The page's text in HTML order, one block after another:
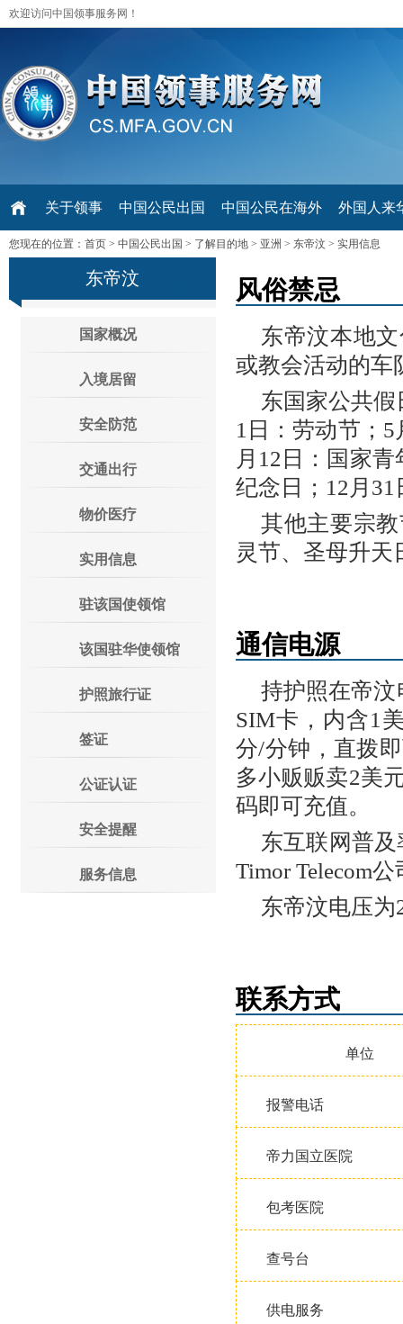
欢迎访问中国领事服务网！
关于领事 中国公民出国 中国公民在海外 外国人来
您现在的位置： 首页 > 中国公民出国 > 了解目的地 > 亚洲 > 东帝汶 > 实用信息
东帝汶
国家概况
入境居留
安全防范
交通出行
物价医疗
实用信息
驻该国使领馆
该国驻华使领馆
护照旅行证
签证
公证认证
安全提醒
服务信息
风俗禁忌
东帝汶本地
或教会活动的车
东国家公共
1日：劳动节；
月12日：国家
纪念日；12月
其他主要宗
灵节、圣母升天
通信电源
持护照在帝汶
SIM卡，内含1
分/分钟，直拨
多小贩贩卖2美
码即可充值。
东互联网普及
Timor Telecom
东帝汶电压
联系方式
单位
报警电话
帝力国立医院
包考医院
查号台
供电服务